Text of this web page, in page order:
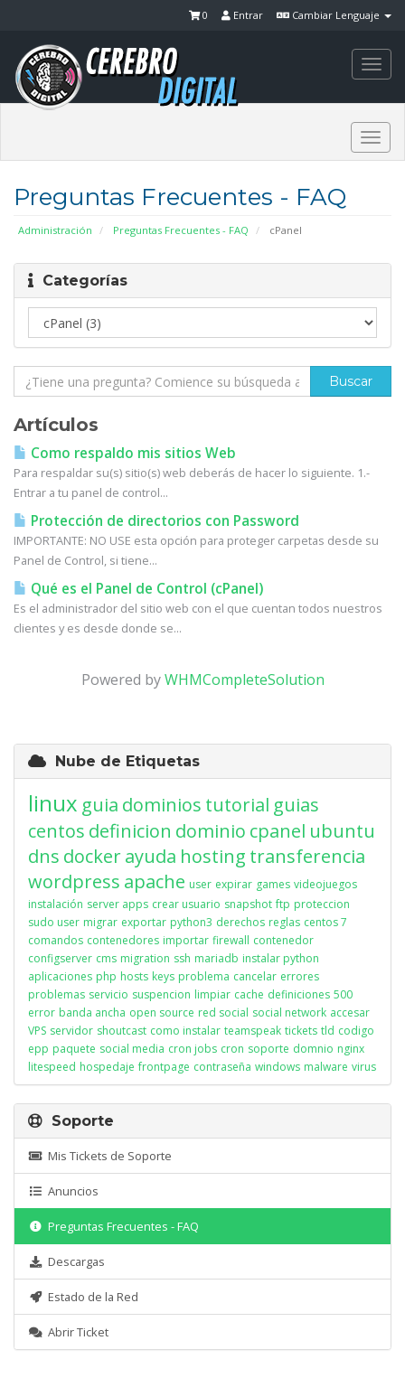
Cambiar Lenguaje
Entrar
0
Preguntas Frecuentes - FAQ
Administración Preguntas Frecuentes - FAQ cPanel
Categorías
Artículos
Como respaldo mis sitios Web
Para respaldar su(s) sitio(s) web deberás de hacer lo siguiente. 1.-
Entrar a tu panel de control...
Protección de directorios con Password
IMPORTANTE: NO USE esta opción para proteger carpetas desde su
Panel de Control, si tiene...
Qué es el Panel de Control (cPanel)
Es el administrador del sitio web con el que cuentan todos nuestros
clientes y es desde donde se...
Powered byWHMCompleteSolution
Nube de Etiquetas
linux guia dominios tutorial guias
centos definicion dominio cpanel ubuntu
dns dockerayuda hosting transferencia
wordpress apache user expirar games videojuegos
instalación server apps crear usuario snapshot ftp proteccion
sudo user migrar exportar python3 derechos reglas centos 7
comandos contenedores importar firewall contenedor
configserver cms migration ssh mariadb instalar python
aplicaciones php hosts keys problema cancelar errores
problemas servicio suspencion limpiar cache definiciones 500
error banda ancha open source red social social network accesar
VPS servidor shoutcast como instalar teamspeak tickets tld codigo
epp paquete social media cron jobs cron soporte domnio nginx
litespeed hospedaje frontpage contraseña windows malware virus
Soporte
Mis Tickets de Soporte
Anuncios
Preguntas Frecuentes - FAQ
Descargas
Estado de la Red
Abrir Ticket